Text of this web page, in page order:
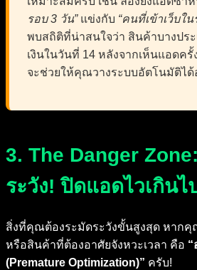
รอบ 3 วัน”แข่งกับ “คนที่เข้าเว็บใ
พบสถิติที่น่าสนใจว่า สินค้าบางปร
เงินในวันที่ 14 หลังจากเห็นแอดค
จะช่วยให้คุณวางระบบอัตโนมัติได้
3. The Danger
ระวัง! ปิดแอดไวเกินไ
สิ่งที่คุณต้องระมัดระวังขั้นสูงสุด หาก
หรือสินค้าที่ต้องอาศัยจังหวะเวลา คือ
(Premature Optimization)” ครับ!